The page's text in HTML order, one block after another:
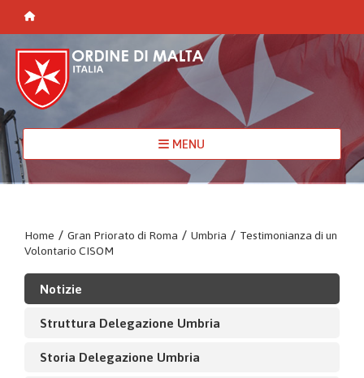
MENU
Home / Gran Priorato di Roma / Umbria / Testimonianza di un
Volontario CISOM
Notizie
Struttura Delegazione Umbria
Storia Delegazione Umbria